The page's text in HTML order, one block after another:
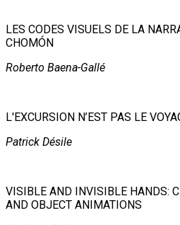
LES CODES VISUELS DE LA
CHOMÓN
Roberto Baena-Gallé
L'EXCURSION N’EST PAS LE
Patrick Désile
VISIBLE AND INVISIBLE HANDS:
AND OBJECT ANIMATIONS